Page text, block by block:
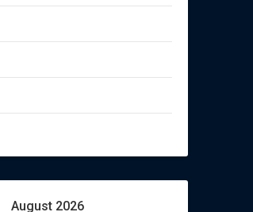
August 2026